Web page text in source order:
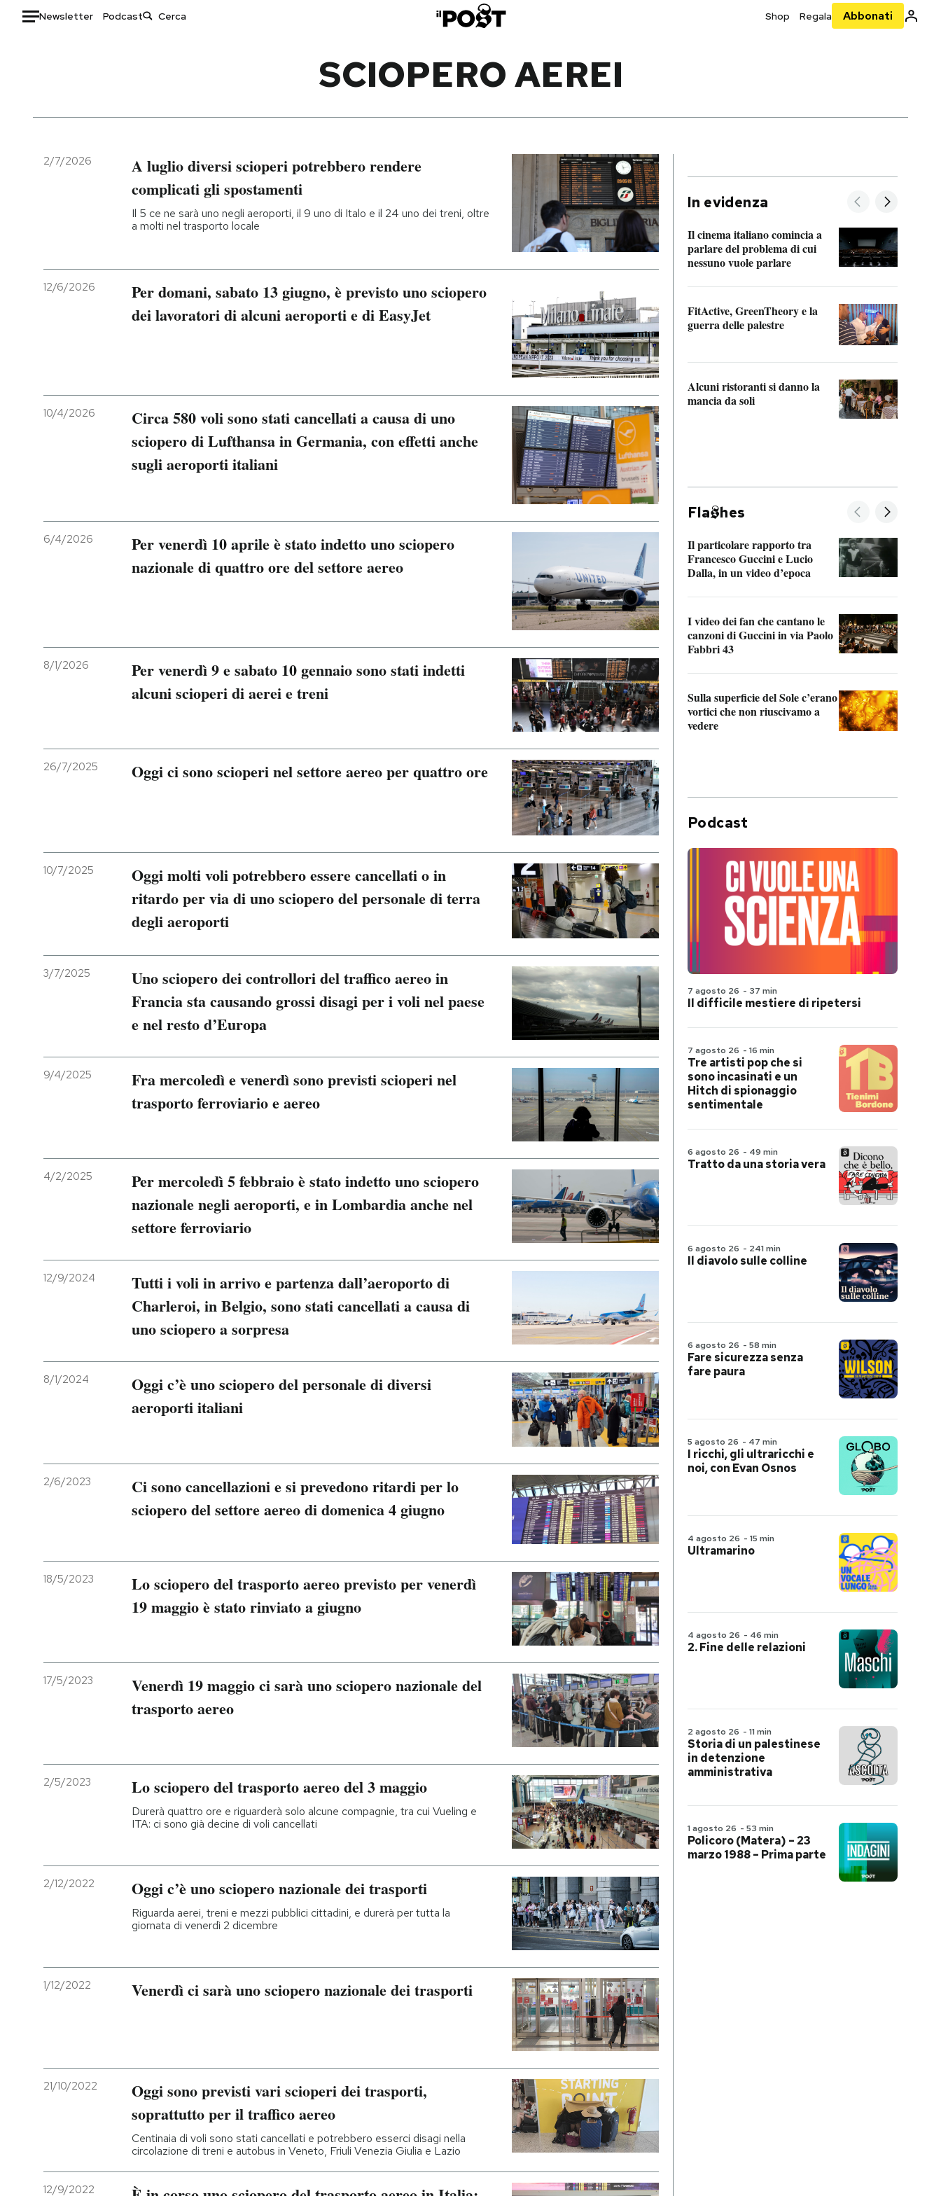
Newsletter Podcast Shop Regala Abbonati
Italia
Politica
Moda
Ok Boomer!
Media
CALENDARIO
AREA PERSONALE
SCIOPERO AEREI
2/7/2026
A luglio diversi scioperi potrebbero rendere
complicati gli spostamenti
Il 5 ce ne sarà uno negli aeroporti, il 9 uno di Italo e il 24 uno dei treni, oltre
a molti nel trasporto locale
12/6/2026
Per domani, sabato 13 giugno, è previsto uno sciopero
dei lavoratori di alcuni aeroporti e di EasyJet
10/4/2026
Circa 580 voli sono stati cancellati a causa di uno
sciopero di Lufthansa in Germania, con effetti anche
sugli aeroporti italiani
6/4/2026
Per venerdì 10 aprile è stato indetto uno sciopero
nazionale di quattro ore del settore aereo
8/1/2026
Per venerdì 9 e sabato 10 gennaio sono stati indetti
alcuni scioperi di aerei e treni
26/7/2025 Oggi ci sono scioperi nel settore aereo per quattro ore
10/7/2025
Oggi molti voli potrebbero essere cancellati o in
ritardo per via di uno sciopero del personale di terra
degli aeroporti
3/7/2025
Uno sciopero dei controllori del traffico aereo in
Francia sta causando grossi disagi per i voli nel paese
e nel resto d’Europa
9/4/2025
Fra mercoledì e venerdì sono previsti scioperi nel
trasporto ferroviario e aereo
4/2/2025
Per mercoledì 5 febbraio è stato indetto uno sciopero
nazionale negli aeroporti, e in Lombardia anche nel
settore ferroviario
12/9/2024
Tutti i voli in arrivo e partenza dall’aeroporto di
Charleroi, in Belgio, sono stati cancellati a causa di
uno sciopero a sorpresa
8/1/2024
Oggi c’è uno sciopero del personale di diversi
aeroporti italiani
2/6/2023
Ci sono cancellazioni e si prevedono ritardi per lo
sciopero del settore aereo di domenica 4 giugno
18/5/2023
Lo sciopero del trasporto aereo previsto per venerdì
19 maggio è stato rinviato a giugno
17/5/2023
Venerdì 19 maggio ci sarà uno sciopero nazionale del
trasporto aereo
2/5/2023 Lo sciopero del trasporto aereo del 3 maggio
Durerà quattro ore e riguarderà solo alcune compagnie, tra cui Vueling e
ITA: ci sono già decine di voli cancellati
2/12/2022 Oggi c’è uno sciopero nazionale dei trasporti
Riguarda aerei, treni e mezzi pubblici cittadini, e durerà per tutta la
giornata di venerdì 2 dicembre
1/12/2022 Venerdì ci sarà uno sciopero nazionale dei trasporti
21/10/2022
Oggi sono previsti vari scioperi dei trasporti,
soprattutto per il traffico aereo
Centinaia di voli sono stati cancellati e potrebbero esserci disagi nella
circolazione di treni e autobus in Veneto, Friuli Venezia Giulia e Lazio
12/9/2022
In evidenza
Il cinema italiano comincia a
parlare del problema di cui
nessuno vuole parlare
FitActive, GreenTheory e la
guerra delle palestre
Alcuni ristoranti si danno la
mancia da soli
Fla hes
Il particolare rapporto tra
Francesco Guccini e Lucio
Dalla, in un video d’epoca
I video dei fan che cantano le
canzoni di Guccini in via Paolo
Fabbri 43
Sulla superficie del Sole c’erano
vortici che non riuscivamo a
vedere
Podcast
7 agosto 26 - 37 min
Il difficile mestiere di ripetersi
7 agosto 26 - 16 min
Tre artisti pop che si
sono incasinati e un
Hitch di spionaggio
sentimentale
6 agosto 26 - 49 min
Tratto da una storia vera
6 agosto 26 - 241 min
Il diavolo sulle colline
6 agosto 26 - 58 min
Fare sicurezza senza
fare paura
5 agosto 26 - 47 min
I ricchi, gli ultraricchi e
noi, con Evan Osnos
4 agosto 26 - 15 min
Ultramarino
4 agosto 26 - 46 min
2. Fine delle relazioni
2 agosto 26 - 11 min
Storia di un palestinese
in detenzione
amministrativa
1 agosto 26 - 53 min
Policoro (Matera) – 23
marzo 1988 – Prima parte